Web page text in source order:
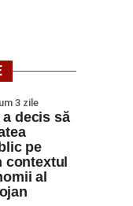
3 zile
decis să
pe
al